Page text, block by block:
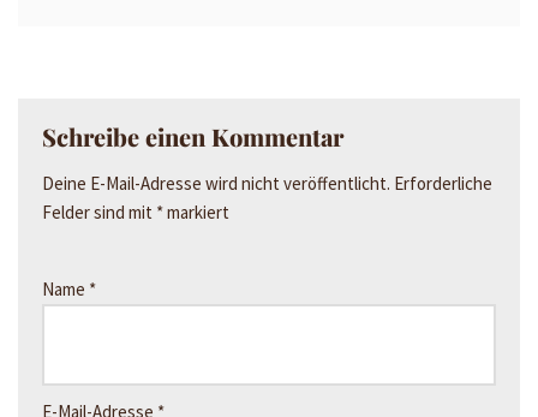
Schreibe einen Kommentar
Deine E-Mail-Adresse wird nicht veröffentlicht. Erforderliche
Felder sind mit *markiert
Name *
E-Mail-Adresse *